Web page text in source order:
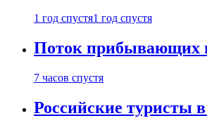
1 год спустя1 год спустя
Поток прибывающих
7 часов спустя
Российские туристы